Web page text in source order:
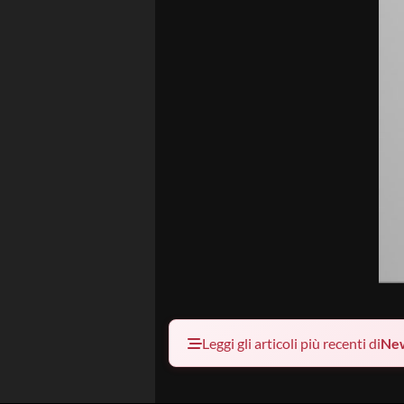
Leggi gli articoli più recenti di